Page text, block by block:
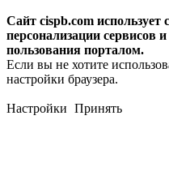
Сайт cispb.com использует
персонализации сервисов
пользования порталом.
Если вы не хотите
настройки браузера.
Настройки Принять